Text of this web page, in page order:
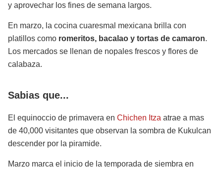
y aprovechar los fines de semana largos.
En marzo, la cocina cuaresmal mexicana brilla con
platillos como romeritos, bacalao y tortas de camaron.
Los mercados se llenan de nopales frescos y flores de
calabaza.
Sabias que...
El equinoccio de primavera en Chichen Itza atrae a mas
de 40,000 visitantes que observan la sombra de Kukulcan
descender por la piramide.
Marzo marca el inicio de la temporada de siembra en